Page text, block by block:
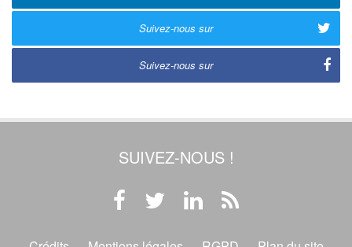
Suivez-nous sur
Suivez-nous sur
SUIVEZ-NOUS !